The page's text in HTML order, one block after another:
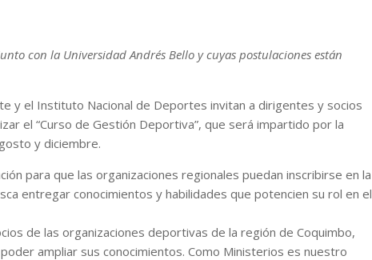
con la Universidad Andrés Bello y cuyas postulaciones están
y el Instituto Nacional de Deportes invitan a dirigentes y socios
el “Curso de Gestión Deportiva”, que será impartido por la
y diciembre.
para que las organizaciones regionales puedan inscribirse en la
entregar conocimientos y habilidades que potencien su rol en el
de las organizaciones deportivas de la región de Coquimbo,
ampliar sus conocimientos. Como Ministerios es nuestro